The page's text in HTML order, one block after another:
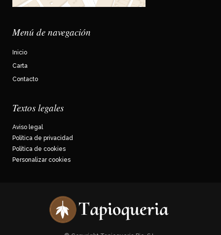
Menú de navegación
Inicio
Carta
Contacto
Textos legales
Aviso legal
Política de privacidad
Política de cookies
Personalizar cookies